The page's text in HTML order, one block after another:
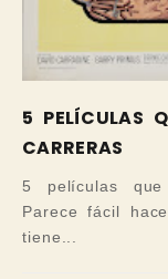
5 PELÍCULAS
CARRERAS
5 películas que
Parece fácil
tiene...